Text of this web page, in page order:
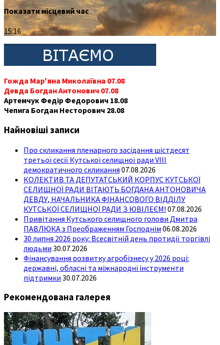
Показати місцевий час
15:16
Гожда Мар'яна Миколаївна 07.08
Девда Богдан Антонович 07.08
Артемчук Федір Федорович 18.08
Чепига Богдан Несторович 28.08
Найновіші записи
Про скликання пленарного засідання шістдесят
третьої сесії Кутської селищної ради VIII
демократичного скликання 07.08.2026
КОЛЕКТИВ ТА ДЕПУТАТСЬКИЙ КОРПУС КУТСЬКОЇ
СЕЛИЩНОЇ РАДИ ВІТАЮТЬ БОГДАНА АНТОНОВИЧА
ДЕВДУ, НАЧАЛЬНИКА ФІНАНСОВОГО ВІДДІЛУ
КУТСЬКОЇ СЕЛИЩНОЇ РАДИ З ЮВІЛЕЄМ! 07.08.2026
Привітання Кутського селищного голови Дмитра
ПАВЛЮКА з Преображенням Господнім 06.08.2026
30 липня 2026 року: Всесвітній день протидії торгівлі
людьми 30.07.2026
Фінансування розвитку агробізнесу у 2026 році:
державні, обласні та міжнародні інструменти
підтримки 30.07.2026
Рекомендована галерея